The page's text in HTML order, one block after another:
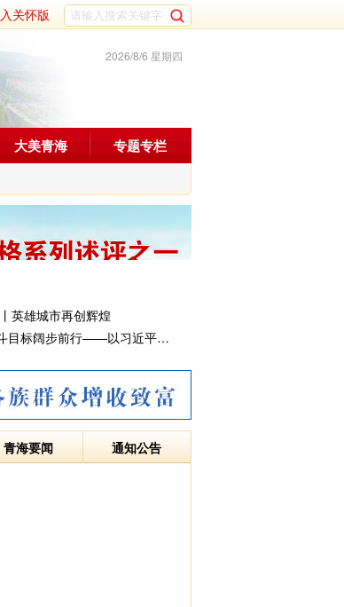
关怀版
2026/8/6 星期四
大美青海 专题专栏
英雄城市再创辉煌
向着建军一百年奋斗目标阔步前行——以习近平同志为核心的党中央引领人民军队书写强军兴军新篇章
青海要闻
通知公告